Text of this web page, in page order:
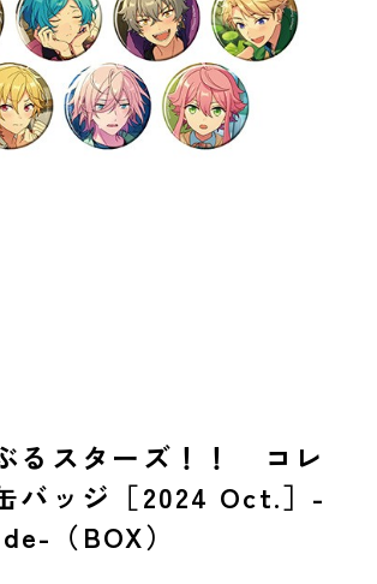
るスターズ！！ コレ
バッジ［2024 Oct.］-
（BOX）